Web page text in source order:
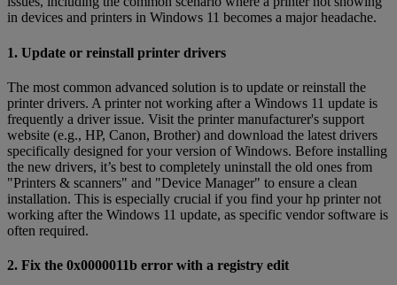
in devices and printers in Windows 11 becomes a major headache.
1. Update or reinstall printer drivers
The most common advanced solution is to update or reinstall the
printer drivers. A printer not working after a Windows 11 update is
frequently a driver issue. Visit the printer manufacturer's support
website (e.g., HP, Canon, Brother) and download the latest drivers
specifically designed for your version of Windows. Before installing
the new drivers, it’s best to completely uninstall the old ones from
"Printers & scanners" and "Device Manager" to ensure a clean
installation. This is especially crucial if you find your hp printer not
working after the Windows 11 update, as specific vendor software is
often required.
2. Fix the 0x0000011b error with a registry edit